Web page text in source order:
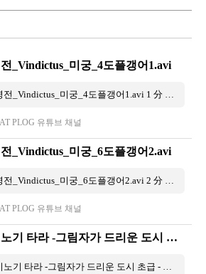
_Vindictus_미궁_4도플갱어1.avi
마영전_Vindictus_미궁_4도플갱어1.avi 1 分 41 秒
PLOG 유튜브 채널
_Vindictus_미궁_6도플갱어2.avi
마영전_Vindictus_미궁_6도플갱어2.avi 2 分 11 秒
PLOG 유튜브 채널
마비노기 타라 -그림자가 드리운 도시 초급 - 도플갱어 근접재능 클리어 영상
마비노기 타라 -그림자가 드리운 도시 초급 - 도플갱어 근접재능 클리어 영상 1 分 49 秒